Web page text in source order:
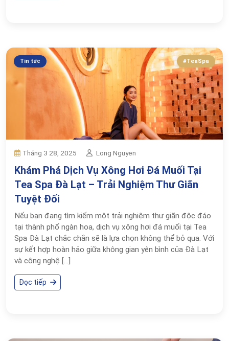
Tin tức #TeaSpa
Tháng 3 28, 2025 Long Nguyen
Khám Phá Dịch Vụ Xông Hơi Đá Muối Tại
Tea Spa Đà Lạt – Trải Nghiệm Thư Giãn
Tuyệt Đối
Nếu bạn đang tìm kiếm một trải nghiệm thư giãn độc đáo
tại thành phố ngàn hoa, dịch vụ xông hơi đá muối tại Tea
Spa Đà Lạt chắc chắn sẽ là lựa chọn không thể bỏ qua. Với
sự kết hợp hoàn hảo giữa không gian yên bình của Đà Lạt
và công nghệ […]
Đọc tiếp